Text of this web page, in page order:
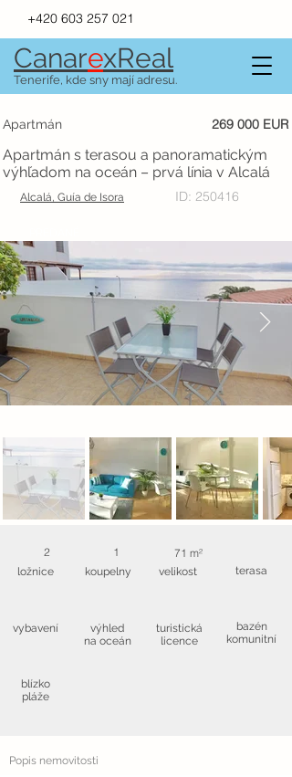
+420 603 257 021
CanarexReal
Tenerife, kde sny mají adresu.
Apartmán 269 000 EUR
Apartmán s terasou a panoramatickým
výhľadom na oceán – prvá línia v Alcalá
Alcalá, Guía de Isora ID: 250416
2
ložnice
1
koupelny
71 m²
velikost
vybavení
blízko
pláže
výhled
na oceán
turistická
licence
terasa
bazén
komunitní
Popis nemovitosti